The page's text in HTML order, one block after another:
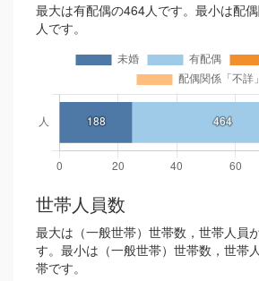
最大は有配偶の464人です。最小は配
人です。
世帯人員数
最大は（一般世帯）世帯数，世帯人員
す。最小は（一般世帯）世帯数，世帯
帯です。